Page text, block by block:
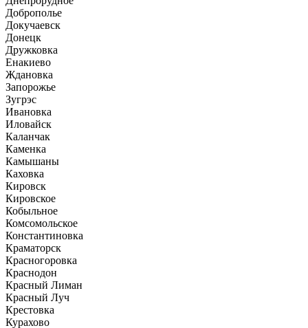
Доброполье
Докучаевск
Донецк
Дружковка
Енакиево
Ждановка
Запорожье
Зугрэс
Ивановка
Иловайск
Каланчак
Каменка
Камышаны
Каховка
Кировск
Кировское
Кобыльное
Комсомольское
Константиновка
Краматорск
Красногоровка
Краснодон
Красный Лиман
Красный Луч
Крестовка
Курахово